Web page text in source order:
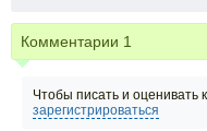
Комментарии 1
Чтобы писать и оценивать
зарегистрироваться